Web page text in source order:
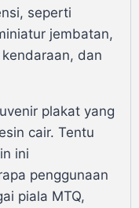
seperti
jembatan,
dan
plakat yang
cair. Tentu
ini
penggunaan
piala MTQ,